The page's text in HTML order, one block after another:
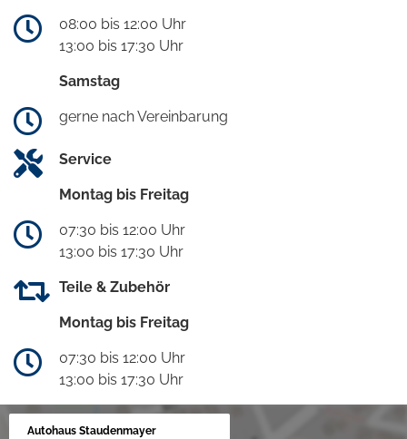
08:00 bis 12:00 Uhr
13:00 bis 17:30 Uhr
Samstag
gerne nach Vereinbarung
Service
Montag bis Freitag
07:30 bis 12:00 Uhr
13:00 bis 17:30 Uhr
Teile & Zubehör
Montag bis Freitag
07:30 bis 12:00 Uhr
13:00 bis 17:30 Uhr
Autohaus Staudenmayer